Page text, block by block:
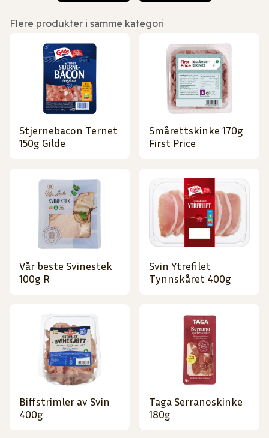
Flere produkter i samme kategori
Stjernebacon Ternet
150g Gilde
Smårettskinke 170g
First Price
Vår beste Svinestek
100g R
Svin Ytrefilet
Tynnskåret 400g
Biffstrimler av Svin
400g
Taga Serranoskinke
180g